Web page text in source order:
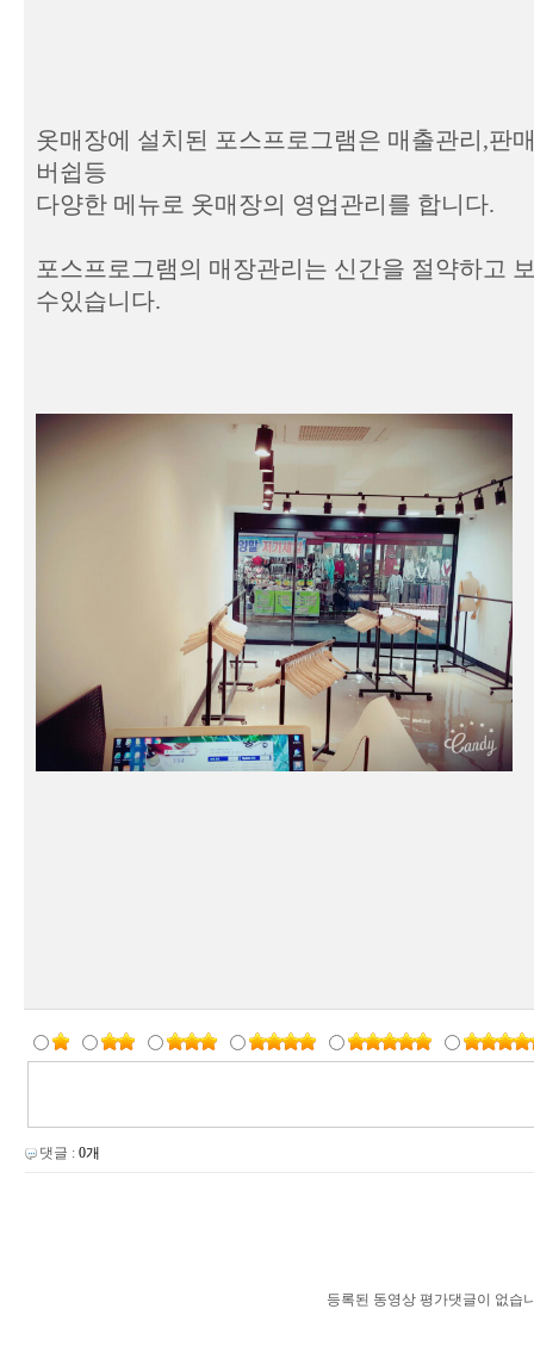
옷매장에 설치된 포스프로그램은 매출관리,판
버쉽등
다양한 메뉴로 옷매장의 영업관리를 합니다.
포스프로그램의 매장관리는 신간을 절약하고
수있습니다.
댓글 : 0개
등록된 동영상 평가댓글이 없습